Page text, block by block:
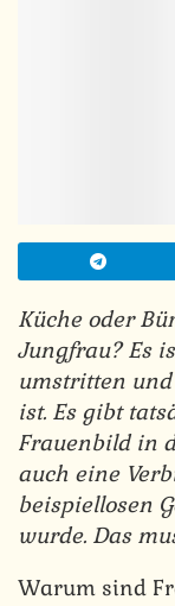
Küche oder
Jungfrau? Es
umstritten
ist. Es gibt
Frauenbild in
auch eine
beispiellosen
wurde. Das
Warum sind